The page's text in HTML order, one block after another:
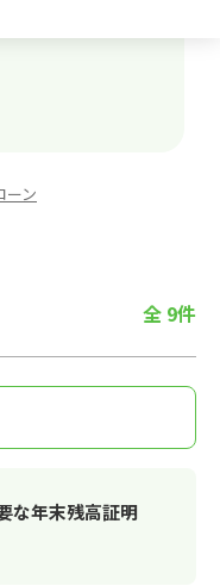
ーン
全 9件
な年末残高証明